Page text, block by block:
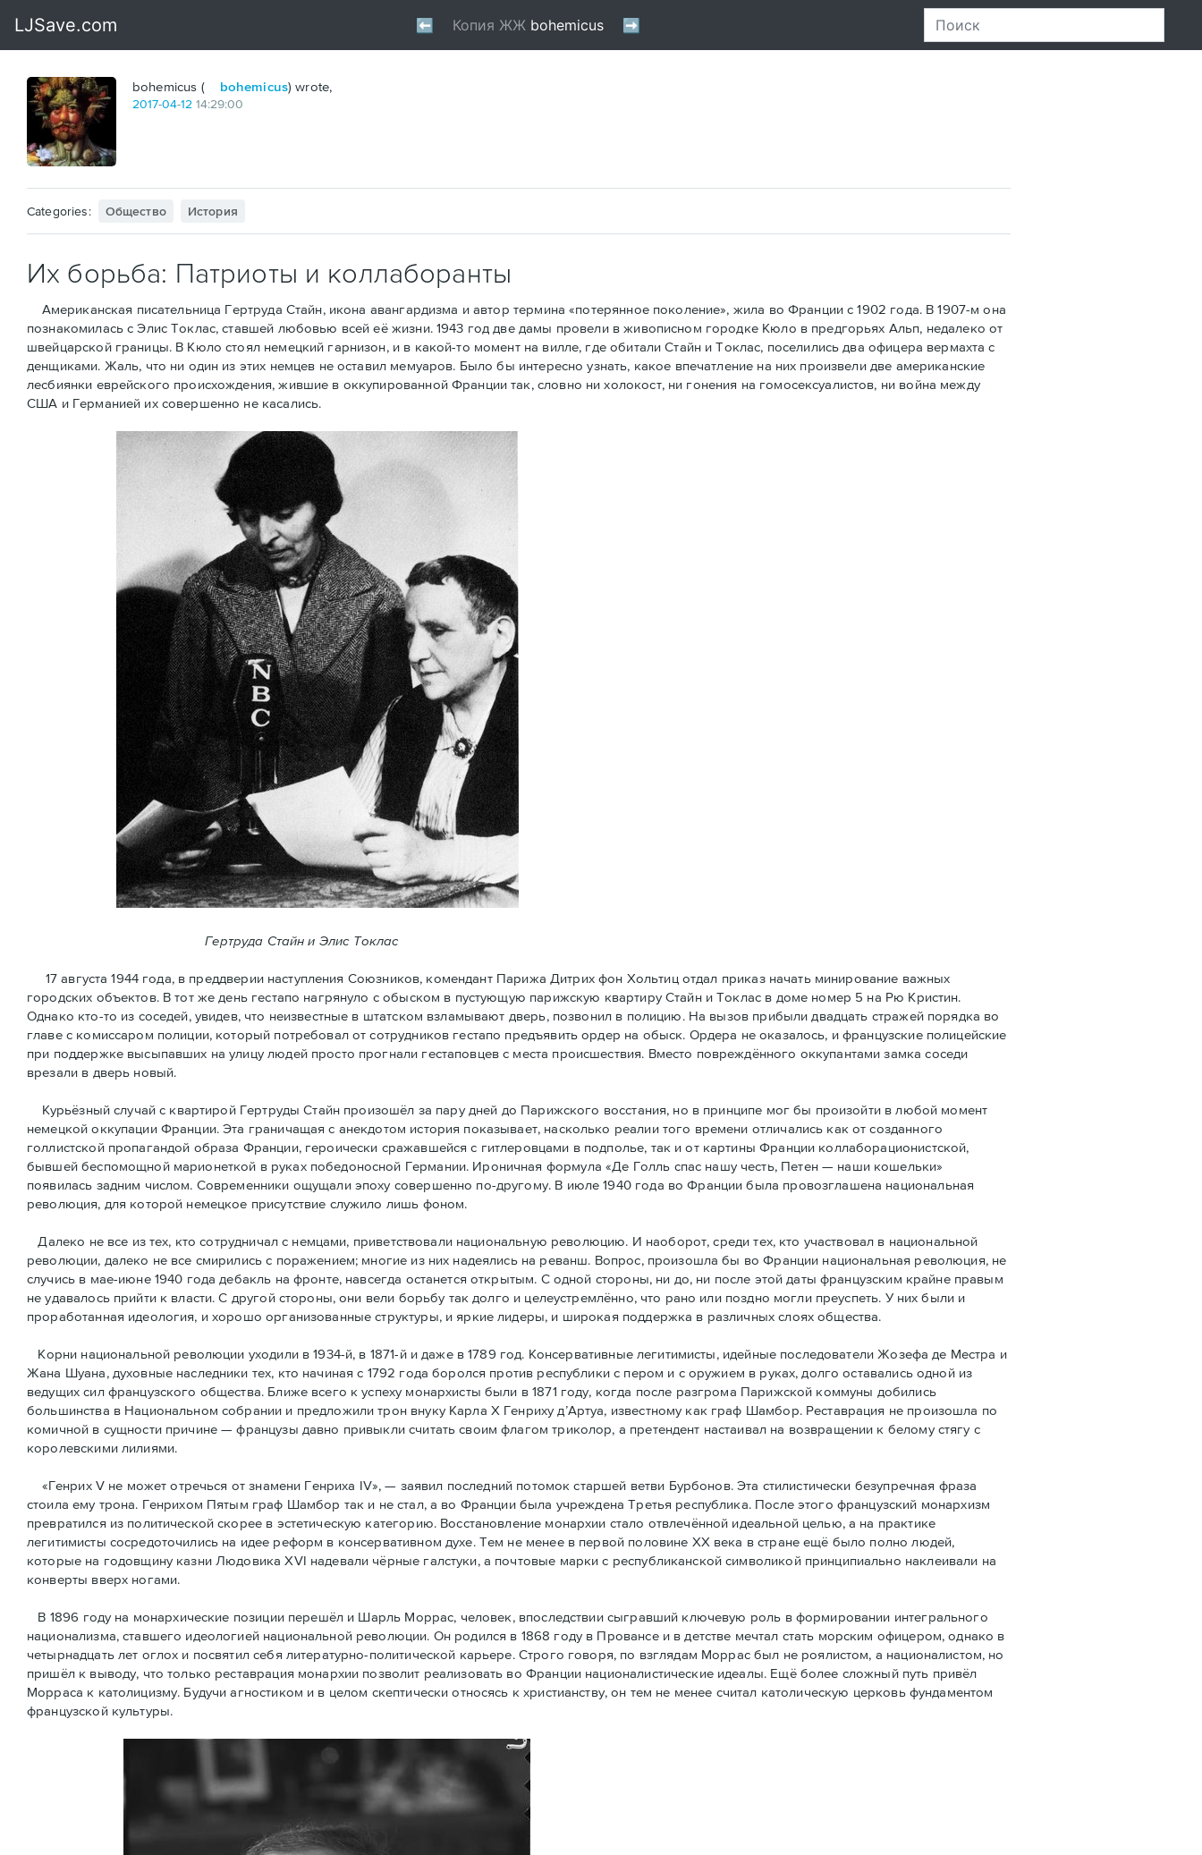
bohemicus ( bohemicus) wrote,
2017-04-12 14:29:00
Categories: Общество История
Их борьба: Патриоты и коллаборанты
Американская писательница Гертруда Стайн, икона авангардизма и автор термина «потерянное поколение», жила во Франции с 1902 года. В 1907-м она
познакомилась с Элис Токлас, ставшей любовью всей её жизни. 1943 год две дамы провели в живописном городке Кюло в предгорьях Альп, недалеко от
швейцарской границы. В Кюло стоял немецкий гарнизон, и в какой-то момент на вилле, где обитали Стайн и Токлас, поселились два офицера вермахта с
денщиками. Жаль, что ни один из этих немцев не оставил мемуаров. Было бы интересно узнать, какое впечатление на них произвели две американские
лесбиянки еврейского происхождения, жившие в оккупированной Франции так, словно ни холокост, ни гонения на гомосексуалистов, ни война между
США и Германией их совершенно не касались.
Гертруда Стайн и Элис Токлас
17 августа 1944 года, в преддверии наступления Союзников, комендант Парижа Дитрих фон Хольтиц отдал приказ начать минирование важных
городских объектов. В тот же день гестапо нагрянуло с обыском в пустующую парижскую квартиру Стайн и Токлaс в домe номер 5 на Рю Кристин.
Однако кто-то из соседей, увидев, что неизвестные в штатском взламывают дверь, позвонил в полицию. На вызов прибыли двадцать стражей порядка во
главе с комиссаром полиции, который потребовал от сотрудников гестапо предъявить ордер на обыск. Ордера не оказалось, и французские полицейские
при поддержке высыпавших на улицу людей просто прогнали гестаповцев с места происшествия. Вместо повреждённого оккупантами замка соседи
врезали в дверь новый.
Курьёзный случай с квартирой Гертруды Стайн произошёл за пару дней до Парижского восстания, но в принципe мог бы произойти в любой момент
немецкой оккупации Франции. Эта граничащая с анекдотом история показывает, насколько реалии того времени отличались как от созданного
голлистской пропагандой образа Франции, героически сражавшейся с гитлеровцами в подполье, так и от картины Франции коллаборационистской,
бывшей беспомощной марионеткой в руках победоносной Германии. Ироничная формула «Де Голль спас нашу честь, Петен — наши кошельки»
появилась задним числом. Современники ощущали эпоху совершенно по-другому. В июле 1940 года во Франции была провозглашена национальная
революция, для которой немецкое присутствие служило лишь фоном.
Далеко не все из тех, кто сотрудничал с немцами, приветствовали национальную революцию. И наоборот, среди тех, кто участвовал в национальной
революции, далеко не все смирились с поражением; многие из них надеялись на реванш. Вопрос, произошла бы во Франции национальная революция, не
случись в мае-июне 1940 года дебакль на фронте, навсегда останется открытым. С одной стороны, ни до, ни после этой даты французским крайне правым
не удавалось прийти к власти. С другой стороны, они вели борьбу так долго и целеустремлённо, что рано или поздно могли преуспеть. У них были и
проработанная идеология, и хорошо организованные структуры, и яркие лидеры, и широкая поддержка в различных слоях общества.
Корни национальной революции уходили в 1934-й, в 1871-й и даже в 1789 год. Консервативные легитимисты, идейные последователи Жозефа де Местра и
Жана Шуана, духовные наследники тех, кто начиная с 1792 года боролся против республики с пером и с оружием в руках, долго оставались одной из
ведущих сил французского общества. Ближе всего к успеху монархисты были в 1871 году, когда после разгрома Парижской коммуны добились
большинства в Национальном собрании и предложили трон внуку Карла Х Генриху д’Артуа, известному как граф Шамбор. Реставрация не произошла по
комичной в сущности причине — французы давно привыкли считать своим флагoм триколор, а претендент настаивал на возвращении к белому стягу с
королевскими лилиями.
«Генрих V не может отречься от знамени Генриха IV», — заявил последний потомок старшей ветви Бурбонов. Эта стилистически безупречная фраза
стоила ему трона. Генрихом Пятым граф Шамбор так и не стал, а во Франции была учреждена Третья республика. После этого французский монархизм
превратился из политической скорее в эстетическую категорию. Восстановление монархии стало отвлечённой идеальной целью, а на практике
легитимисты сосредоточились на идее реформ в консервативном духе. Тем не менее в первой половине ХХ века в стране ещё было полно людей,
которые на годовщину казни Людовика XVI надевали чёрные галстуки, а почтовые марки с республиканской символикой принципиально наклеивали на
конверты вверх ногами.
В 1896 году на монархические позиции перешёл и Шарль Моррас, человек, впоследствии сыгравший ключевую роль в формировании интегрального
национализма, ставшего идеологией национальной революции. Он родился в 1868 году в Провансе и в детстве мечтал стать морским офицером, однако в
четырнадцать лет оглох и посвятил себя литературно-политической карьере. Строго говоря, по взглядам Моррас был не роялистом, а националистом, но
пришёл к выводу, что только реставрация монархии позволит реализовать во Франции националистические идеалы. Ещё более сложный путь привёл
Морраса к католицизму. Будучи агностиком и в целом скептически относясь к христианству, он тем не менее считал католическую церковь фундаментом
французской культуры.